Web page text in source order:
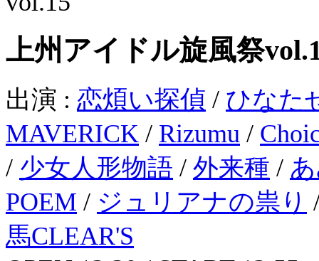
上州アイドル旋風祭
出演 : 恋煩い探偵 / ひなた
MAVERICK / Rizumu /
/ 少女人形物語 / 外来種 /
POEM / ジュリアナの祟り
馬CLEAR'S